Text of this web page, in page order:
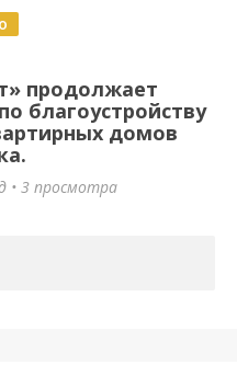
продолжает
благоустройству
домов
• 3 просмотра